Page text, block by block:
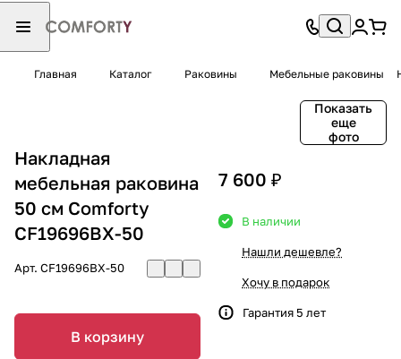
Главная Каталог Раковины Мебельные раковины
Показать
еще
фото
Накладная
мебельная раковина
50 см Comforty
CF19696BX-50
Арт. CF19696BX-50
В корзину
7 600 ₽
В наличии
Нашли дешевле?
Хочу в подарок
Гарантия 5 лет